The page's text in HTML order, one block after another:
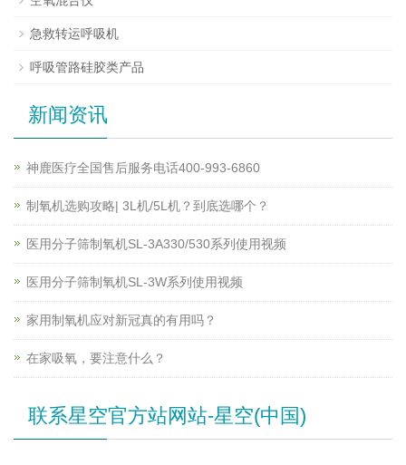
急救转运呼吸机
呼吸管路硅胶类产品
新闻资讯
神鹿医疗全国售后服务电话400-993-6860
制氧机选购攻略| 3L机/5L机？到底选哪个？
医用分子筛制氧机SL-3A330/530系列使用视频
医用分子筛制氧机SL-3W系列使用视频
家用制氧机应对新冠真的有用吗？
在家吸氧，要注意什么？
联系星空官方站网站-星空(中国)